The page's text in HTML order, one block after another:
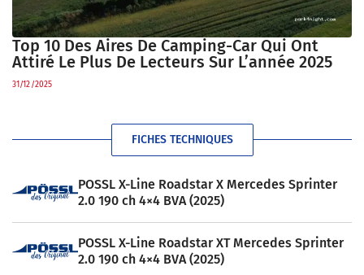
Top 10 Des Aires De Camping-Car Qui Ont
Attiré Le Plus De Lecteurs Sur L’année 2025
31/12/2025
FICHES TECHNIQUES
POSSL X-Line Roadstar X Mercedes Sprinter
2.0 190 ch 4×4 BVA (2025)
POSSL X-Line Roadstar XT Mercedes Sprinter
2.0 190 ch 4×4 BVA (2025)